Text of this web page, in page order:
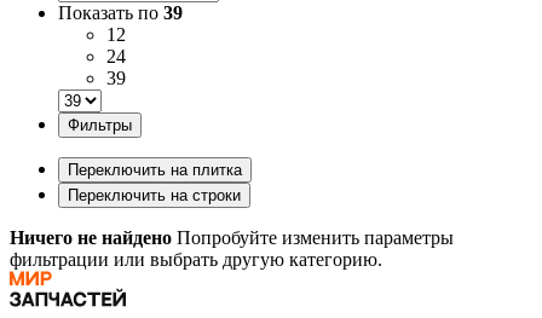
Показать по 39
12
24
39
Фильтры
Переключить на плитка
Переключить на строки
Ничего не найдено Попробуйте изменить параметры
фильтрации или выбрать другую категорию.